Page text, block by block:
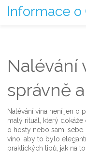
Informace o
Nalévání
správně
Nalévání vína není jen o
malý rituál, který dokáže
o hosty nebo sami sebe.
víno, aby to bylo
praktických tipů, jak na